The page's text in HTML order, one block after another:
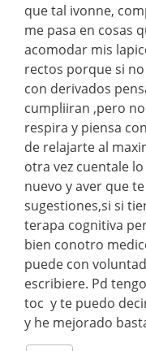
que tal ivonne,
me pasa en cosas
acomodar mis
rectos porque si
con derivados
cumpliiran ,pero
respira y piensa
de relajarte al
otra vez cuentale
nuevo y aver que
sugestiones,si si
terapa cognitiva
bien conotro
puede con
escribiere. Pd
toc y te puedo
y he mejorado